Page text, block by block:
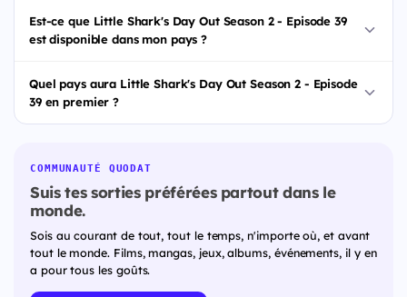
Est-ce que Little Shark's Day Out Season 2 - Episode 39
est disponible dans mon pays ?
Quel pays aura Little Shark's Day Out Season 2 - Episode
39 en premier ?
COMMUNAUTÉ QUODAT
Suis tes sorties préférées partout dans le
monde.
Sois au courant de tout, tout le temps, n'importe où, et avant
tout le monde. Films, mangas, jeux, albums, événements, il y en
a pour tous les goûts.